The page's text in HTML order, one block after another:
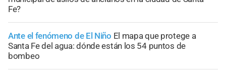
Fe?
Ante el fenómeno de El Niño El mapa que protege a
Santa Fe del agua: dónde están los 54 puntos de
bombeo